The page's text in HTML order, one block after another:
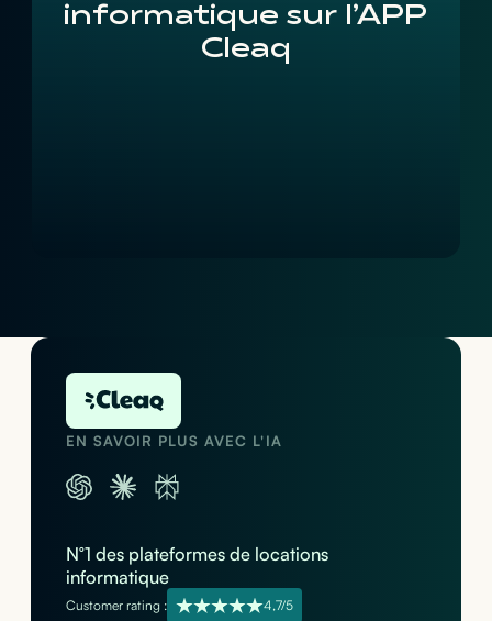
informatique sur l’APP
Cleaq
EN SAVOIR PLUS AVEC L'IA
N°1 des plateformes de locations
informatique
Customer rating : 4,7/5